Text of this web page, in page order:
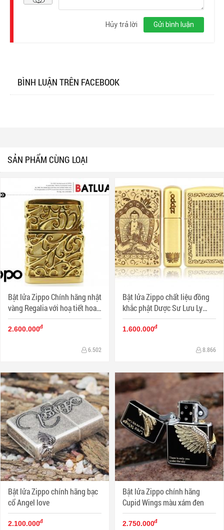
Gửi bình luận
Hủy trả lời
BÌNH LUẬN TRÊN FACEBOOK
SẢN PHẨM CÙNG LOẠI
Bật lửa Zippo Chính hãng nhật
vàng Regalia với hoạ tiết hoa
văn đặc sắc
2.600.000đ
6.502
Bật lửa Zippo chất liệu đồng
khắc phật Dược Sư Lưu Ly
Quang Vương Như Lai và Bát
Nhã Ba La Mật Đa Tâm Kinh
1.600.000đ
8.866
Bật lửa Zippo chính hãng bạc
cổ Angel love
2.100.000đ
Bật lửa Zippo chính hãng
Cupid Wings màu xám đen
2.750.000đ